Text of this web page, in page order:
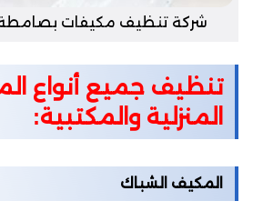
شركة تنظيف مكيفات
تنظيف جميع أنواع
المنزلية والمكتبية:
المكيف الشباك